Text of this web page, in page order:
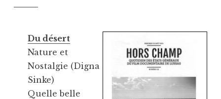
Du désert
Nature et
Nostalgie (Digna
Sinke)
Quelle belle